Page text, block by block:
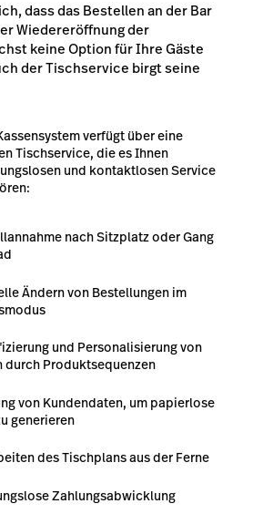
dass das Bestellen an der Bar
Wiedereröffnung der
keine Option für Ihre Gäste
der Tischservice birgt seine
verfügt über eine
Tischservice, die es Ihnen
und kontaktlosen Service
nach Sitzplatz oder Gang
Ändern von Bestellungen im
und Personalisierung von
durch Produktsequenzen
von Kundendaten, um papierlose
generieren
des Tischplans aus der Ferne
Zahlungsabwicklung